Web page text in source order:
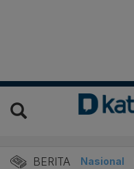
BERITA Nasional